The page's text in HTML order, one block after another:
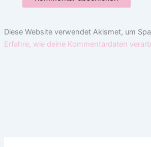
Diese Website verwendet Akismet, um
Erfahre, wie deine Kommentardaten